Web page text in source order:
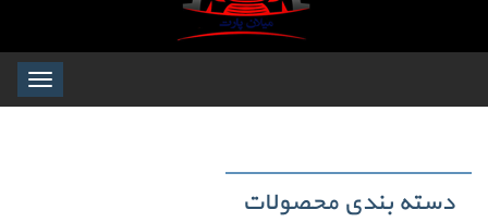
Toggle
دسته بندی محصولات